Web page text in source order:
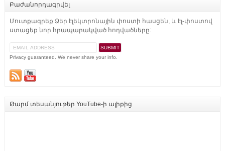
Բաժանորդագրվել
Մուտքագրեք Ձեր էլեկտրոնային փոստի հասցեն, և էլ-փոստով
ստացեք նոր հրապարակված հոդվածները:
Privacy guaranteed. We never share your info.
Թարմ տեսանյութեր YouTube-ի ալիքից